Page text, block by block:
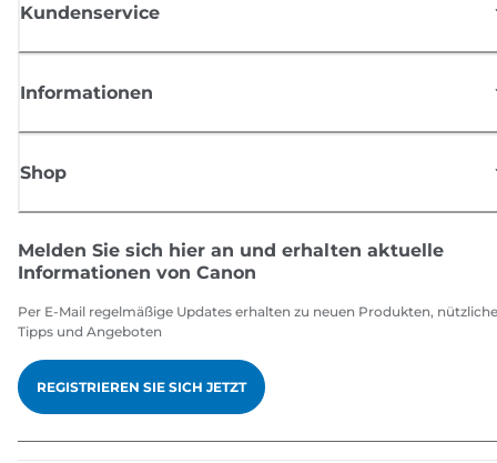
Kundenservice
Informationen
Shop
Melden Sie sich hier an und erhalten aktuelle
Informationen von Canon
Per E-Mail regelmäßige Updates erhalten zu neuen Produkten,
Tipps und Angeboten
REGISTRIEREN SIE SICH JETZT